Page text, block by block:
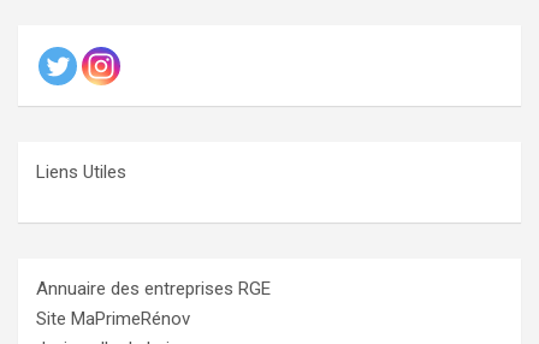
Liens Utiles
Annuaire des entreprises RGE
Site MaPrimeRénov